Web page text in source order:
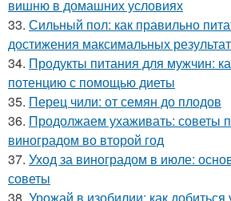
вишню в домашних условиях
33. Сильный пол: как правильно
достижения максимальных
34. Продукты питания для мужчин:
потенцию с помощью диеты
35. Перец чили: от семян до плодов
36. Продолжаем ухаживать: советы
виноградом во второй год
37. Уход за виноградом в июле:
советы